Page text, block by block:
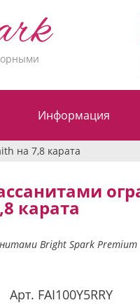
Информация
на 7,8 карата
карата
Bright Spark
Арт. FAI100Y5RRY